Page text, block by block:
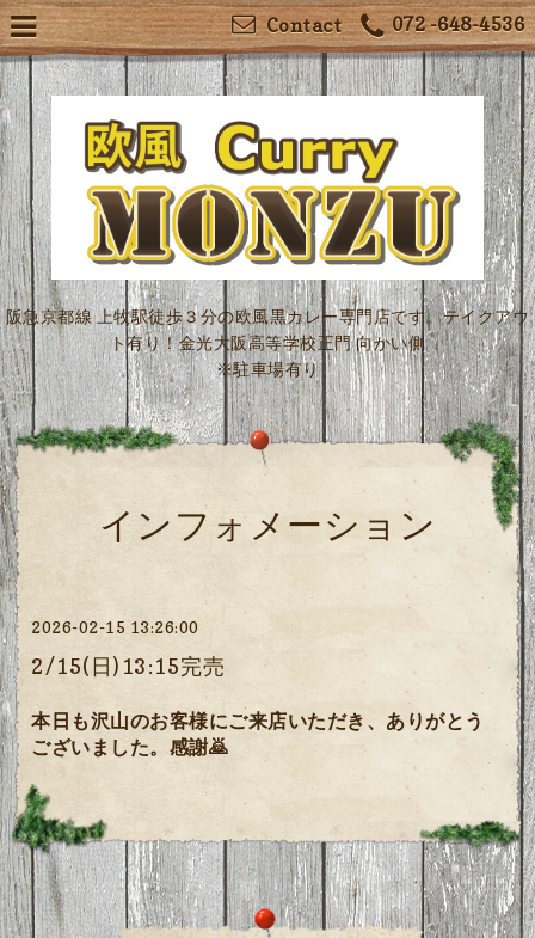
072 -648-4536
Contact
阪急京都線 上牧駅徒歩３分の欧風黒カレー専門店です。テイクアウ
ト有り！金光大阪高等学校正門 向かい側
※駐車場有り
インフォメーション
2026-02-15 13:26:00
2/15(日)13:15完売
本日も沢山のお客様にご来店いただき、ありがとう
ございました。感謝🙇